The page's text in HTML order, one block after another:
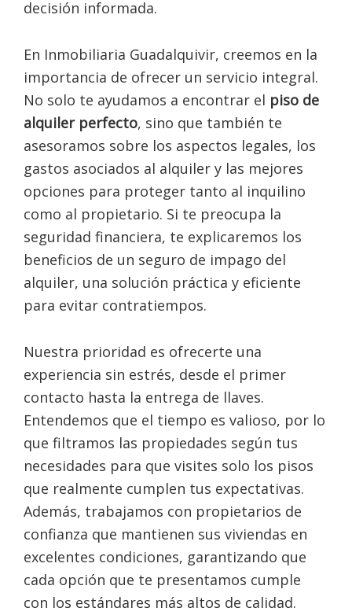
decisión informada.
En Inmobiliaria Guadalquivir, creemos en la
importancia de ofrecer un servicio integral.
No solo te ayudamos a encontrar el piso de
alquiler perfecto, sino que también te
asesoramos sobre los aspectos legales, los
gastos asociados al alquiler y las mejores
opciones para proteger tanto al inquilino
como al propietario. Si te preocupa la
seguridad financiera, te explicaremos los
beneficios de un seguro de impago del
alquiler, una solución práctica y eficiente
para evitar contratiempos.
Nuestra prioridad es ofrecerte una
experiencia sin estrés, desde el primer
contacto hasta la entrega de llaves.
Entendemos que el tiempo es valioso, por lo
que filtramos las propiedades según tus
necesidades para que visites solo los pisos
que realmente cumplen tus expectativas.
Además, trabajamos con propietarios de
confianza que mantienen sus viviendas en
excelentes condiciones, garantizando que
cada opción que te presentamos cumple
con los estándares más altos de calidad.